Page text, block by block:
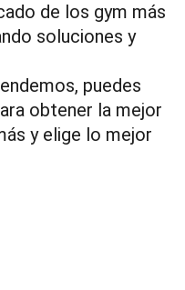
de los gym más
soluciones y
puedes
obtener la mejor
y elige lo mejor